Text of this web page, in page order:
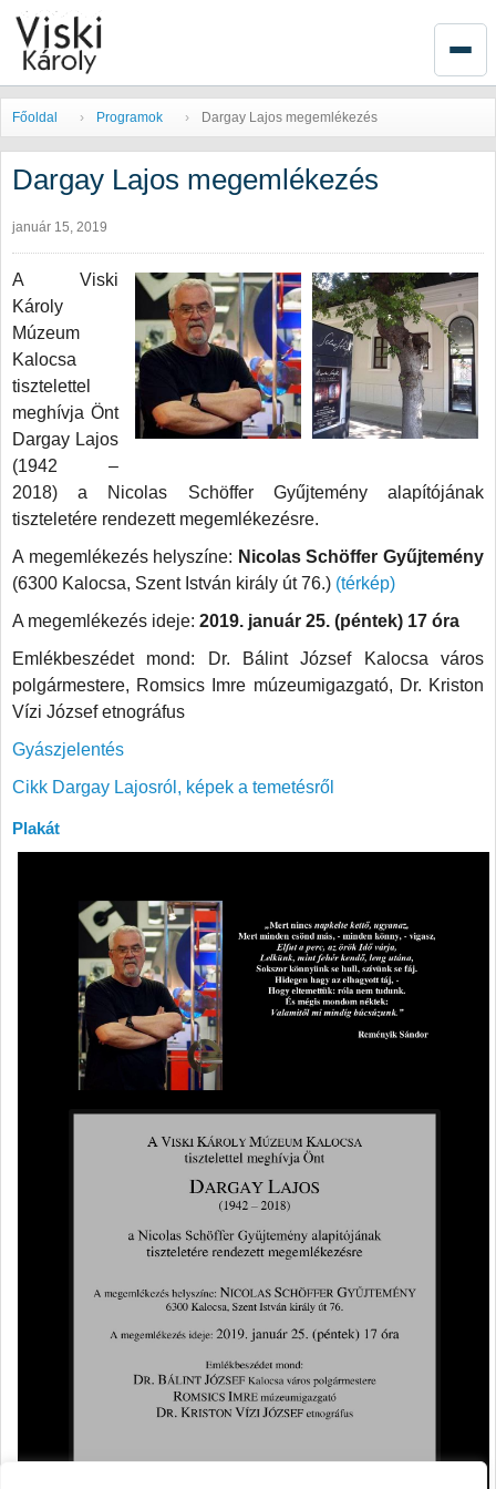
Főoldal Programok Dargay Lajos megemlékezés
Dargay Lajos megemlékezés
január 15, 2019
A Viski
Károly
Múzeum
Kalocsa
tisztelettel
meghívja Önt
Dargay Lajos
(1942 –
2018) a Nicolas Schöffer Gyűjtemény alapítójának
tiszteletére rendezett megemlékezésre.
A megemlékezés helyszíne: Nicolas Schöffer Gyűjtemény
(6300 Kalocsa, Szent István király út 76.) (térkép)
A megemlékezés ideje: 2019. január 25. (péntek) 17 óra
Emlékbeszédet mond: Dr. Bálint József Kalocsa város
polgármestere, Romsics Imre múzeumigazgató, Dr. Kriston
Vízi József etnográfus
Gyászjelentés
Cikk Dargay Lajosról, képek a temetésről
Plakát